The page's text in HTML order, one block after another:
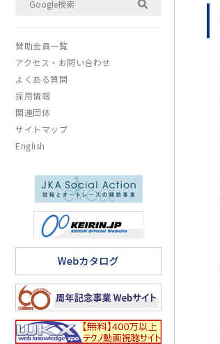
賛助会員一覧
アクセス・お問い合わせ
よくある質問
採用情報
関連団体
サイトマップ
English